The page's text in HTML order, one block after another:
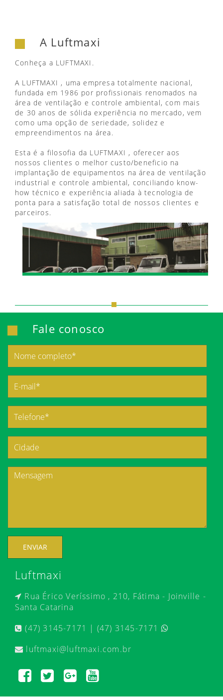
A Luftmaxi
Conheça a LUFTMAXI.
A LUFTMAXI , uma empresa totalmente nacional,
fundada em 1986 por profissionais renomados na
área de ventilação e controle ambiental, com mais
de 30 anos de sólida experiência no mercado, vem
como uma opção de seriedade, solidez e
empreendimentos na área.
Esta é a filosofia da LUFTMAXI , oferecer aos
nossos clientes o melhor custo/beneficio na
implantação de equipamentos na área de ventilação
industrial e controle ambiental, conciliando know-
how técnico e experiência aliada à tecnologia de
ponta para a satisfação total de nossos clientes e
parceiros.
Fale conosco
ENVIAR
Luftmaxi
Rua Érico Veríssimo , 210, Fátima - Joinville -
Santa Catarina
(47) 3145-7171 | (47) 3145-7171
luftmaxi@luftmaxi.com.br